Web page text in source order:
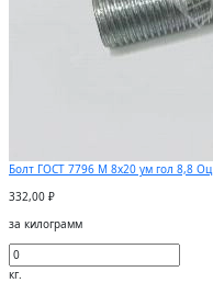
Болт ГОСТ 7796 М 8х20 ум гол 8,8 Оц
332,00 ₽
за килограмм
кг.